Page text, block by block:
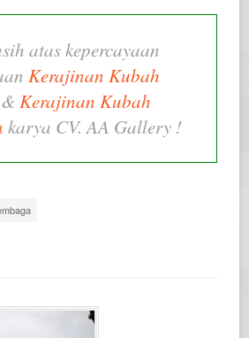
atas kepercayaan
Kerajinan Kubah
&Kerajinan Kubah
karya CV. AA Gallery !